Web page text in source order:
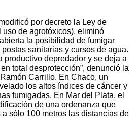
por decreto la Ley de
de agrotóxicos), eliminó
la posibilidad de fumigar
sanitarias y cursos de agua.
productivo depredador y se deja a
total desprotección”, denunció la
Carrillo. En Chaco, un
los altos índices de cáncer y
fumigadas. En Mar del Plata, el
de una ordenanza que
sólo 100 metros las distancias de